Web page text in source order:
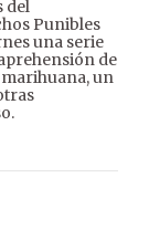
del
Punibles
una serie
de
un